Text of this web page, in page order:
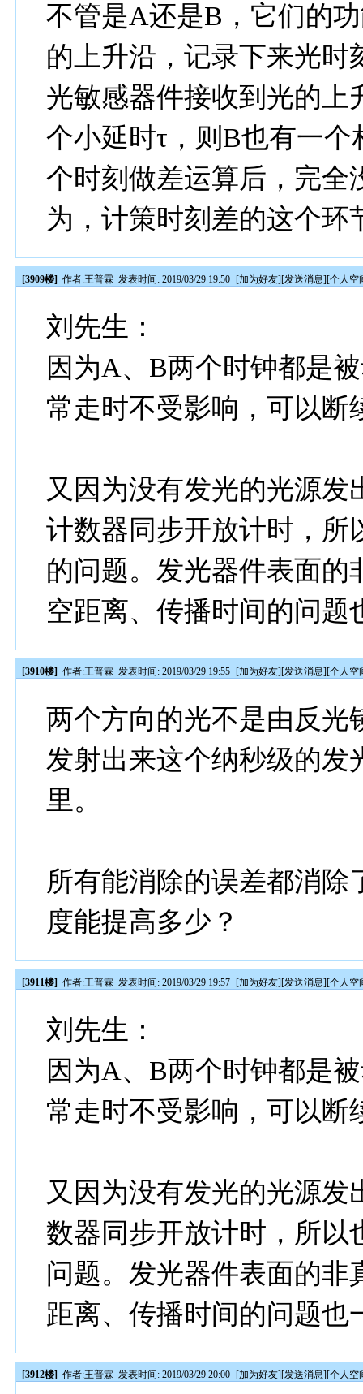
不管是A还是B，它们的
的上升沿，记录下来光
光敏感器件接收到光的上
个小延时τ，则B也有一
个时刻做差运算后，完全
为，计策时刻差的这个环
[3909楼] 作者:王普霖 发表时间: 2019/03/29 19:50 [加为好友][发送消息][个人空
刘先生：
因为A、B两个时钟都是
常走时不受影响，可以断
又因为没有发光的光源
计数器同步开放计时，所
的问题。发光器件表面的
空距离、传播时间的问题
[3910楼] 作者:王普霖 发表时间: 2019/03/29 19:55 [加为好友][发送消息][个人空
两个方向的光不是由反光
发射出来这个纳秒级的发
里。
所有能消除的误差都消
度能提高多少？
[3911楼] 作者:王普霖 发表时间: 2019/03/29 19:57 [加为好友][发送消息][个人空
刘先生：
因为A、B两个时钟都是
常走时不受影响，可以断
又因为没有发光的光源
数器同步开放计时，所以
问题。发光器件表面的非
距离、传播时间的问题也
[3912楼] 作者:王普霖 发表时间: 2019/03/29 20:00 [加为好友][发送消息][个人空